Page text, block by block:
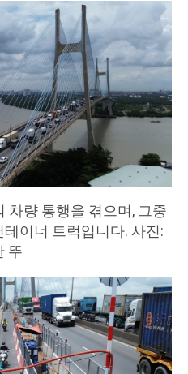
차량 통행을 겪으며, 그중
이너 트럭입니다. 사진:
뚜